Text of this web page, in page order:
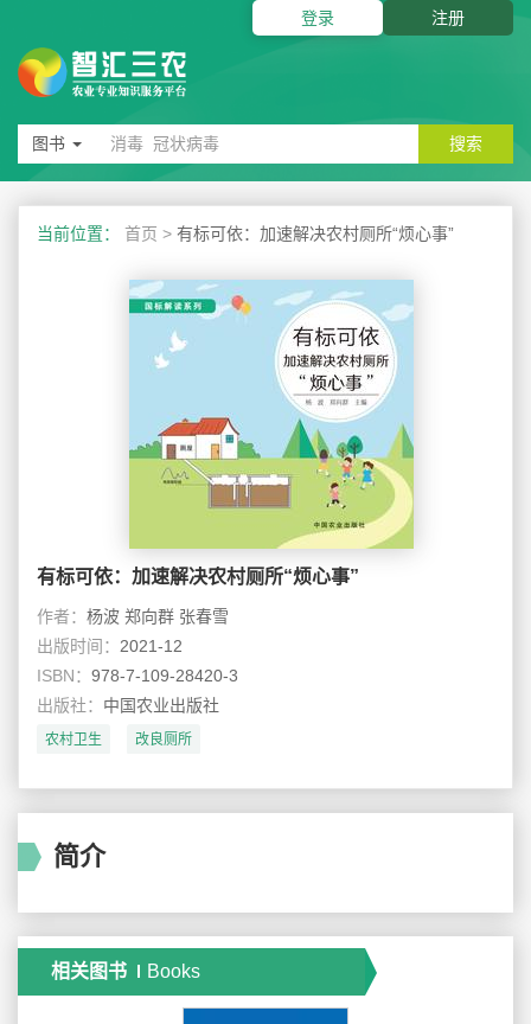
登录 注册
图书 搜索
当前位置： 首页 > 有标可依：加速解决农村厕所“烦心事”
有标可依：加速解决农村厕所“烦心事”
作者： 杨波 郑向群 张春雪
出版时间： 2021-12
ISBN： 978-7-109-28420-3
出版社： 中国农业出版社
农村卫生 改良厕所
简介
相关图书 Books